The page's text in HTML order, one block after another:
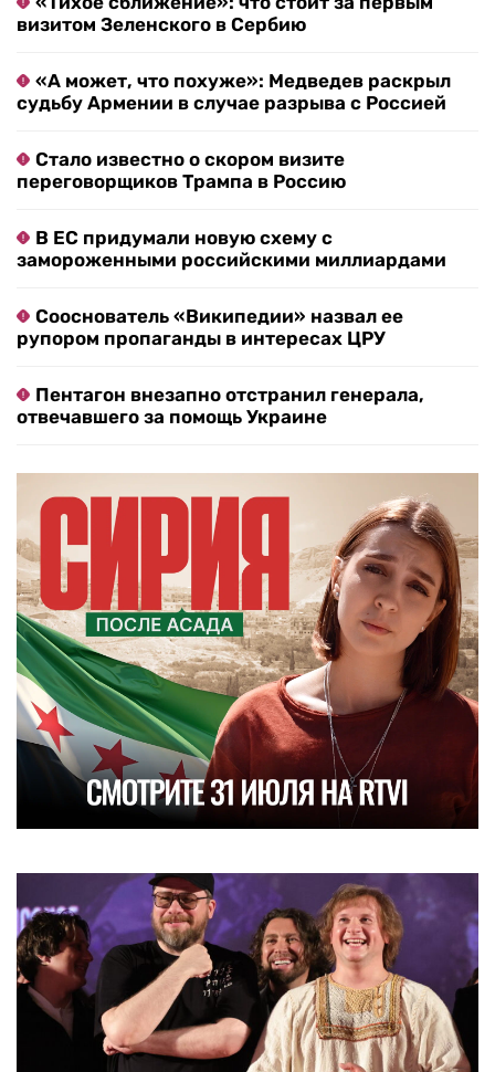
визитом Зеленского в Сербию
«А может, что похуже»: Медведев раскрыл
судьбу Армении в случае разрыва с Россией
Стало известно о скором визите
переговорщиков Трампа в Россию
В ЕС придумали новую схему с
замороженными российскими миллиардами
Сооснователь «Википедии» назвал ее
рупором пропаганды в интересах ЦРУ
Пентагон внезапно отстранил генерала,
отвечавшего за помощь Украине